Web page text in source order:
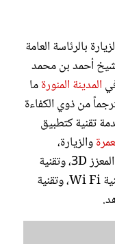
بالرئاسة العامة
أحمد بن محمد
المدينة المنورةما
ومترجماً من ذوي الكفاءة
جانب ماتُقدمه من (17) خدمة تقنية كتطبيق
والزيارة،
والمنصة التفاعلية الرقمية، وتقنية الواقع المعزز 3D، وتقنية
QR CODE، وتقنية CHAT BOT، وتقنية Wi Fi، وتقنية